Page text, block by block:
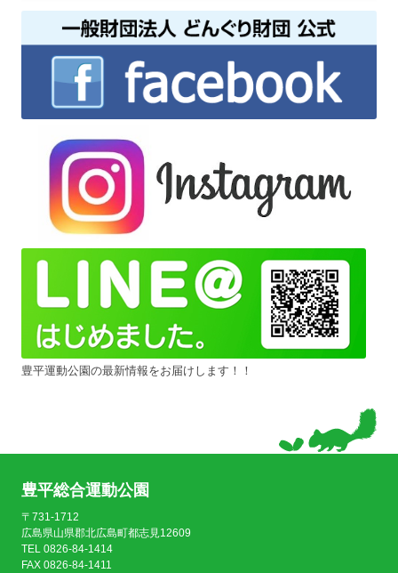
豊平運動公園の最新情報をお届けします！！
豊平総合運動公園
〒731-1712
広島県山県郡北広島町都志見12609
TEL 0826-84-1414
FAX 0826-84-1411